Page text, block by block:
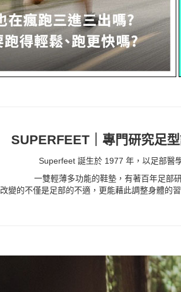
SUPERFEET｜專門研究足
Superfeet 誕生於 1977 年，以足部醫
一雙輕薄多功能的鞋墊，有著百年足部
改變的不僅是足部的不適，更能藉此調整身體的